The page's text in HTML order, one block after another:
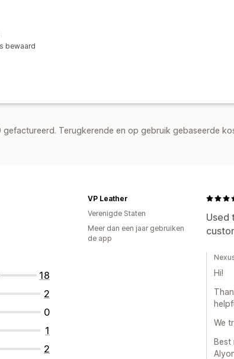
bewaard
gefactureerd. Terugkerende en op gebruik gebaseerde
18
2
0
1
2
Used
VP Leather
Verenigde Staten
Meer dan een jaar gebruiken
de app
Hi!
We
Best